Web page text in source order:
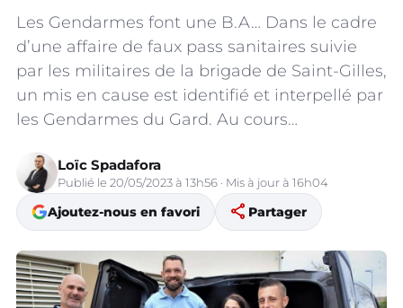
Les Gendarmes font une B.A… Dans le cadre
d’une affaire de faux pass sanitaires suivie
par les militaires de la brigade de Saint-Gilles,
un mis en cause est identifié et interpellé par
les Gendarmes du Gard. Au cours…
Loïc Spadafora
Publié le 20/05/2023 à 13h56 · Mis à jour à 16h04
Ajoutez-nous en favori share Partager